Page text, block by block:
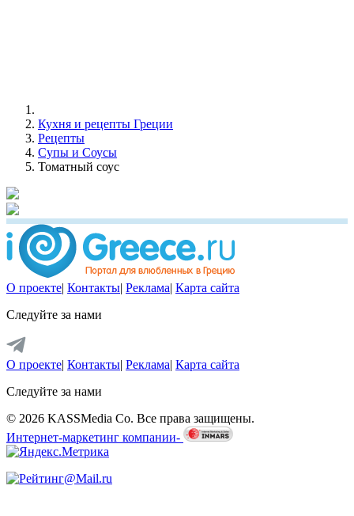
Кухня и рецепты Греции
Рецепты
Супы и Соусы
Томатный соус
О проекте| Контакты| Реклама| Карта сайта
Следуйте за нами
О проекте| Контакты| Реклама| Карта сайта
Следуйте за нами
© 2026 KASSMedia Co. Все права защищены.
Интернет-маркетинг компании-